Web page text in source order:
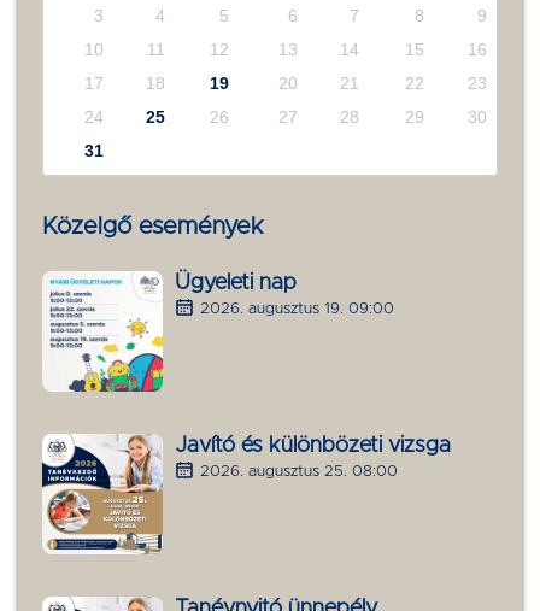
3
4 5 6 7 8
9
10
11 12 13 14 15
16
17
18 19 20 21 22
23
24
25 26 27 28 29
30
31
Közelgő események
Ügyeleti nap
2026. augusztus 19. 09:00
Javító és különbözeti vizsga
2026. augusztus 25. 08:00